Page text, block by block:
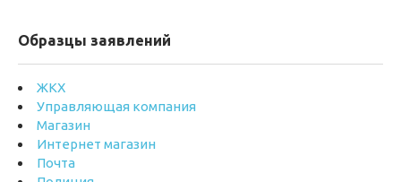
Образцы заявлений
ЖКХ
Управляющая компания
Магазин
Интернет магазин
Почта